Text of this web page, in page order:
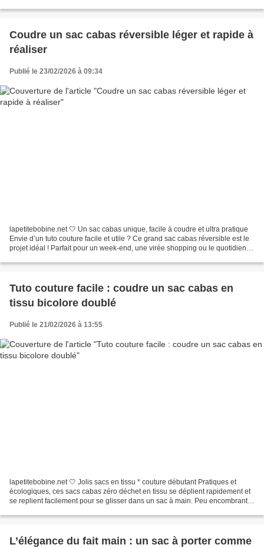
Coudre un sac cabas réversible léger et rapide à
réaliser
Publié le 23/02/2026 à 09:34
lapetitebobine.net 🤍 Un sac cabas unique, facile à coudre et ultra pratique
Envie d’un tuto couture facile et utile ? Ce grand sac cabas réversible est le
projet idéal ! Parfait pour un week-end, une virée shopping ou le quotidien,
Tuto couture facile : coudre un sac cabas en
tissu bicolore doublé
Publié le 21/02/2026 à 13:55
lapetitebobine.net 🤍 Jolis sacs en tissu * couture débutant Pratiques et
écologiques, ces sacs cabas zéro déchet en tissu se déplient rapidement et
se replient facilement pour se glisser dans un sac à main. Peu encombrants
L’élégance du fait main : un sac à porter comme